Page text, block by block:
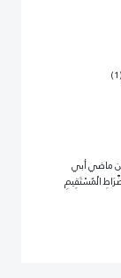
ماضي أبي
الْمُسْتَقِيمِ